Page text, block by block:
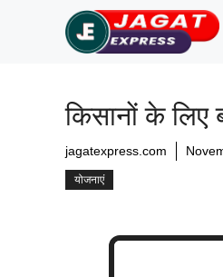
किसानों के लिए
jagatexpress.com
योजनाएं